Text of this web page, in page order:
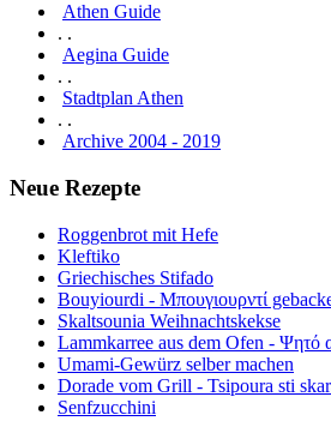
Athen Guide
. .
Aegina Guide
. .
Stadtplan Athen
. .
Archive 2004 - 2019
Neue Rezepte
Roggenbrot mit Hefe
Kleftiko
Griechisches Stifado
Bouyiourdi - Μπουγιουρντί
Skaltsounia Weihnachtskekse
Lammkarree aus dem Ofen - Ψητό
Umami-Gewürz selber machen
Dorade vom Grill - Tsipoura sti
Senfzucchini